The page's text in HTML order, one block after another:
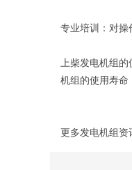
专业培训：对操
上柴发电机组的
机组的使用寿命
更多发电机组资